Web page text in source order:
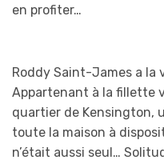
en profiter…
Roddy Saint-James a la
Appartenant à la fillette
quartier de Kensington,
toute la maison à
n’était aussi seul…